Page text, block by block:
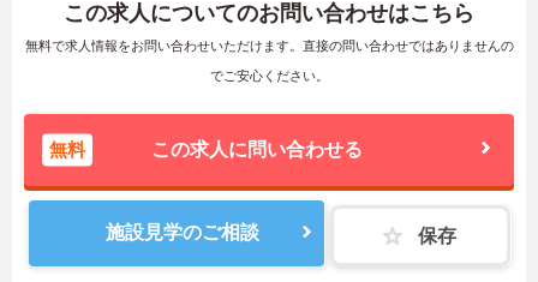
この求人についてのお問い合わせはこちら
無料で求人情報をお問い合わせいただけます。直接の問い合わせではありませんの
でご安心ください。
無料 この求人に問い合わせる
施設見学のご相談 保存